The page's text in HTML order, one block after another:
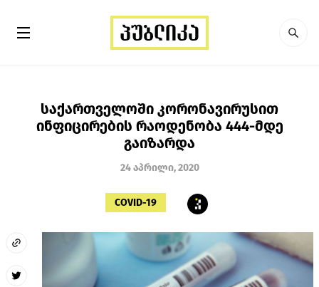
საქართველოში კორონავირუსით
ინფიცირების რაოდენობა 444-მდე
გაიზარდა
24 აპრილი, 2020
COVID-19